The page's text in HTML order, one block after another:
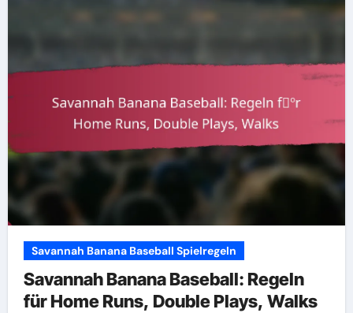
Savannah Banana Baseball Spielregeln
Savannah Banana Baseball: Regeln
für Home Runs, Double Plays, Walks